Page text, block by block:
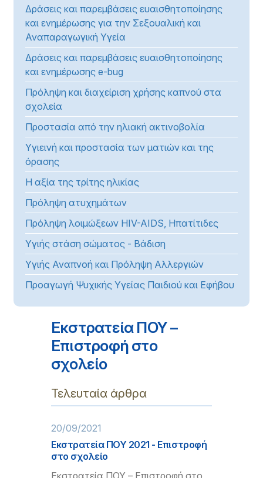
Δράσεις και παρεμβάσεις ευαισθητοποίησης
και ενημέρωσης για την Σεξουαλική και
Αναπαραγωγική Υγεία
Δράσεις και παρεμβάσεις ευαισθητοποίησης
και ενημέρωσης e-bug
Πρόληψη και διαχείριση χρήσης καπνού στα
σχολεία
Προστασία από την ηλιακή ακτινοβολία
Υγιεινή και προστασία των ματιών και της
όρασης
Η αξία της τρίτης ηλικίας
Πρόληψη ατυχημάτων
Πρόληψη λοιμώξεων HIV-AIDS, Ηπατίτιδες
Υγιής στάση σώματος - Βάδιση
Υγιής Αναπνοή και Πρόληψη Αλλεργιών
Προαγωγή Ψυχικής Υγείας Παιδιού και Εφήβου
Εκστρατεία ΠΟΥ –
Επιστροφή στο
σχολείο
Τελευταία άρθρα
20/09/2021
Εκστρατεία ΠΟΥ 2021 - Επιστροφή
στο σχολείο
Εκστρατεία ΠΟΥ – Επιστροφή στο